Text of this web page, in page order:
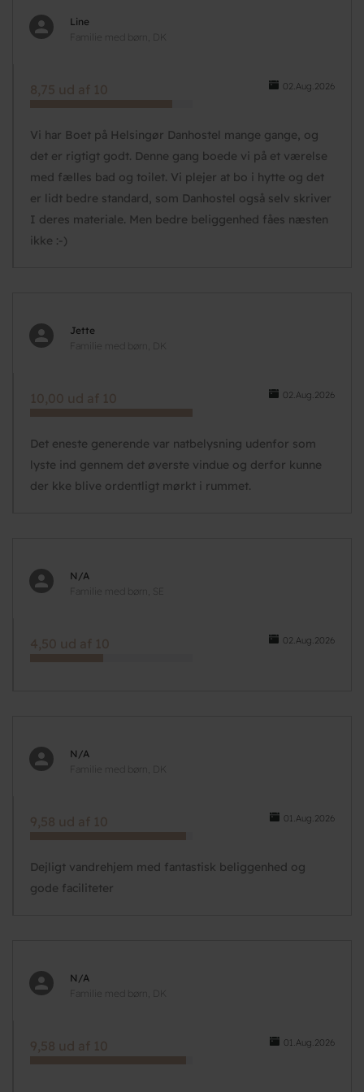
Line
Familie med børn, DK
02.Aug.2026
8,75 ud af 10
Vi har Boet på Helsingør Danhostel mange gange, og
det er rigtigt godt. Denne gang boede vi på et værelse
med fælles bad og toilet. Vi plejer at bo i hytte og det
er lidt bedre standard, som Danhostel også selv skriver
I deres materiale. Men bedre beliggenhed fåes næsten
ikke :-)
Jette
Familie med børn, DK
02.Aug.2026
10,00 ud af 10
Det eneste generende var natbelysning udenfor som
lyste ind gennem det øverste vindue og derfor kunne
der kke blive ordentligt mørkt i rummet.
N/A
Familie med børn, SE
02.Aug.2026
4,50 ud af 10
N/A
Familie med børn, DK
01.Aug.2026
9,58 ud af 10
Dejligt vandrehjem med fantastisk beliggenhed og
gode faciliteter
N/A
Familie med børn, DK
01.Aug.2026
9,58 ud af 10